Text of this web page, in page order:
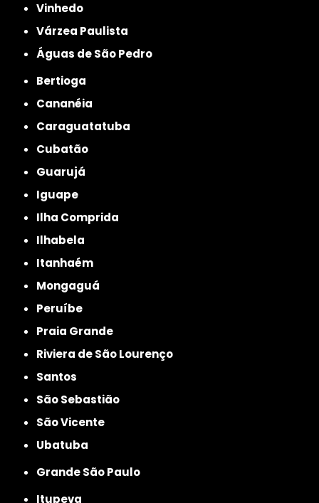
Vinhedo
Várzea Paulista
Águas de São Pedro
Bertioga
Cananéia
Caraguatatuba
Cubatão
Guarujá
Iguape
Ilha Comprida
Ilhabela
Itanhaém
Mongaguá
Peruíbe
Praia Grande
Riviera de São Lourenço
Santos
São Sebastião
São Vicente
Ubatuba
Grande São Paulo
Itupeva